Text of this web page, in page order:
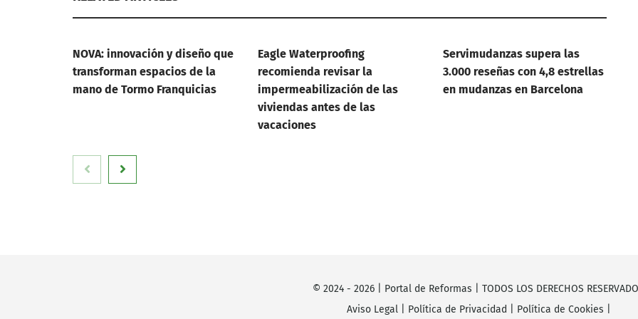
NOVA: innovación y diseño que
transforman espacios de la
mano de Tormo Franquicias
Eagle Waterproofing
recomienda revisar la
impermeabilización de las
viviendas antes de las
vacaciones
Servimudanzas supera las
3.000 reseñas con 4,8 estrellas
en mudanzas en Barcelona
© 2024 - 2026 Portal de Reformas | TODOS LOS DERECHOS
Aviso Legal| Política de Privacidad Política de Cookies